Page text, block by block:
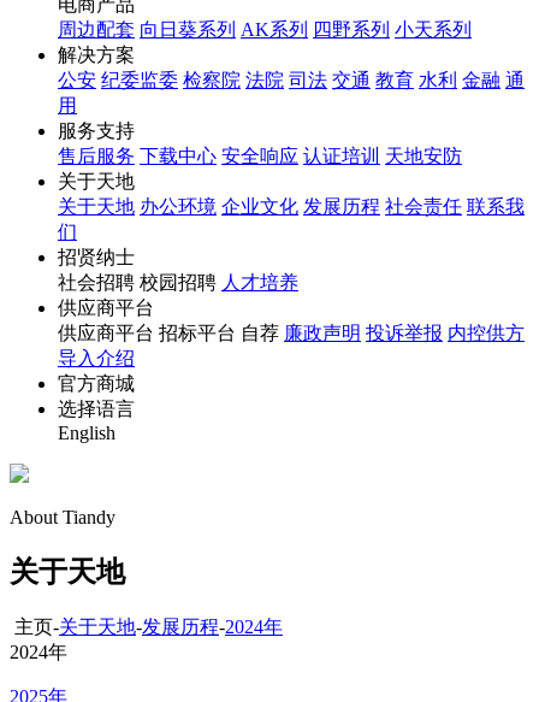
电商产品
周边配套 向日葵系列 AK系列 四野系列 小天系列
解决方案
公安 纪委监委 检察院 法院 司法 交通 教育 水利 金融 通
用
服务支持
售后服务 下载中心 安全响应 认证培训 天地安防
关于天地
关于天地 办公环境 企业文化 发展历程 社会责任 联系我
们
招贤纳士
社会招聘 校园招聘 人才培养
供应商平台
供应商平台 招标平台 自荐 廉政声明 投诉举报 内控供方
导入介绍
官方商城
选择语言
English
About Tiandy
关于天地
主页-关于天地-发展历程-2024年
2024年
2025年